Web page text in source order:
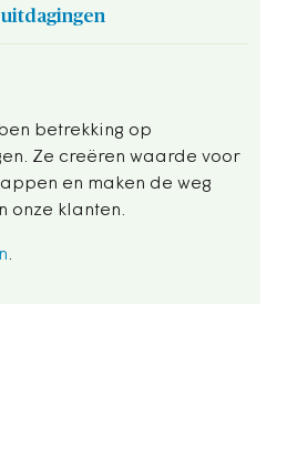
betrekking op
Ze creëren waarde voor
en maken de weg
onze klanten.
.